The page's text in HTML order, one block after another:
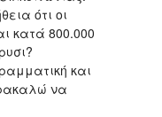
ότι οι
κατά 800.000
και
να